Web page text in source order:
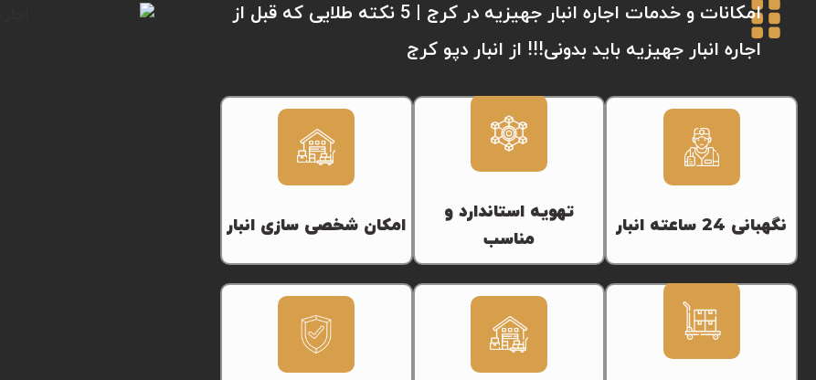
امکانات و خدمات اجاره انبار جهیزیه در کرج | 5 نکته طلایی که قبل از
اجاره انبار جهیزیه باید بدونی!!! از انبار دپو کرج
نگهبانی 24 ساعته انبار
تمامی انبارها به سیستم‌های
مجهز هستند. ورود و خروج‌ها از
تهویه استاندارد و
مناسب
انبارهای ما با عایق‌بندی حرفه‌ای
در برابر گرما، سرما و بارندگی
طراحی شده‌اند تا وسایل شما در
امکان شخصی سازی انبار
تمامی انبارهای اختصاصی در
زمان اجاره قابلیت شخصی
سازی فضای داخلی مطابق با نیاز